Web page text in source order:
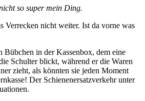
so super mein Ding.
Verrecken nicht weiter. Ist da vorne was
Bübchen in der Kassenbox, dem eine
Schulter blickt, während er die Waren
zieht, als könnten sie jeden Moment
Der Schienenersatzverkehr unter